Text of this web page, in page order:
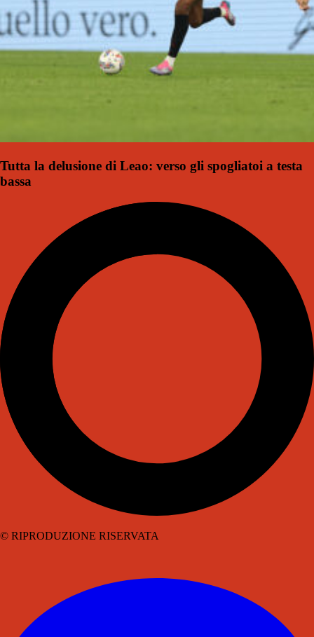
Tutta la delusione di Leao: verso gli spogliatoi a testa
bassa
© RIPRODUZIONE RISERVATA